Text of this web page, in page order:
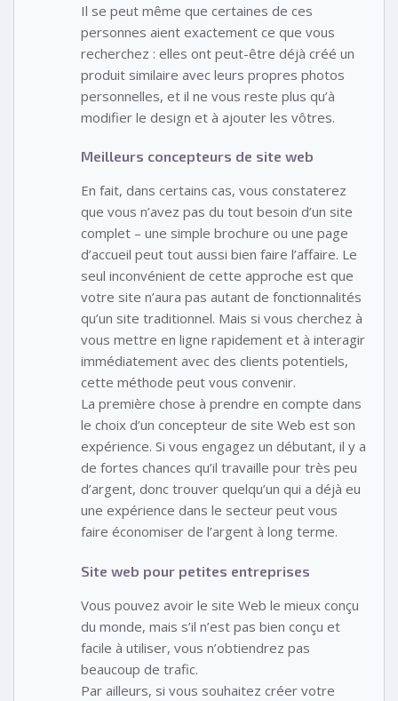
Il se peut même que certaines de ces
personnes aient exactement ce que vous
recherchez : elles ont peut-être déjà créé un
produit similaire avec leurs propres photos
personnelles, et il ne vous reste plus qu’à
modifier le design et à ajouter les vôtres.
Meilleurs concepteurs de site web
En fait, dans certains cas, vous constaterez
que vous n’avez pas du tout besoin d’un site
complet – une simple brochure ou une page
d’accueil peut tout aussi bien faire l’affaire. Le
seul inconvénient de cette approche est que
votre site n’aura pas autant de fonctionnalités
qu’un site traditionnel. Mais si vous cherchez à
vous mettre en ligne rapidement et à interagir
immédiatement avec des clients potentiels,
cette méthode peut vous convenir.
La première chose à prendre en compte dans
le choix d’un concepteur de site Web est son
expérience. Si vous engagez un débutant, il y a
de fortes chances qu’il travaille pour très peu
d’argent, donc trouver quelqu’un qui a déjà eu
une expérience dans le secteur peut vous
faire économiser de l’argent à long terme.
Site web pour petites entreprises
Vous pouvez avoir le site Web le mieux conçu
du monde, mais s’il n’est pas bien conçu et
facile à utiliser, vous n’obtiendrez pas
beaucoup de trafic.
Par ailleurs, si vous souhaitez créer votre